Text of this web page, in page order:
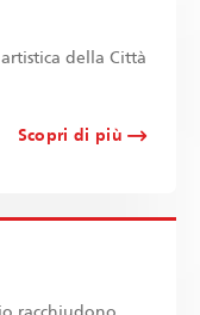
della Città
Scopri di più